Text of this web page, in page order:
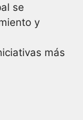
se
y
más